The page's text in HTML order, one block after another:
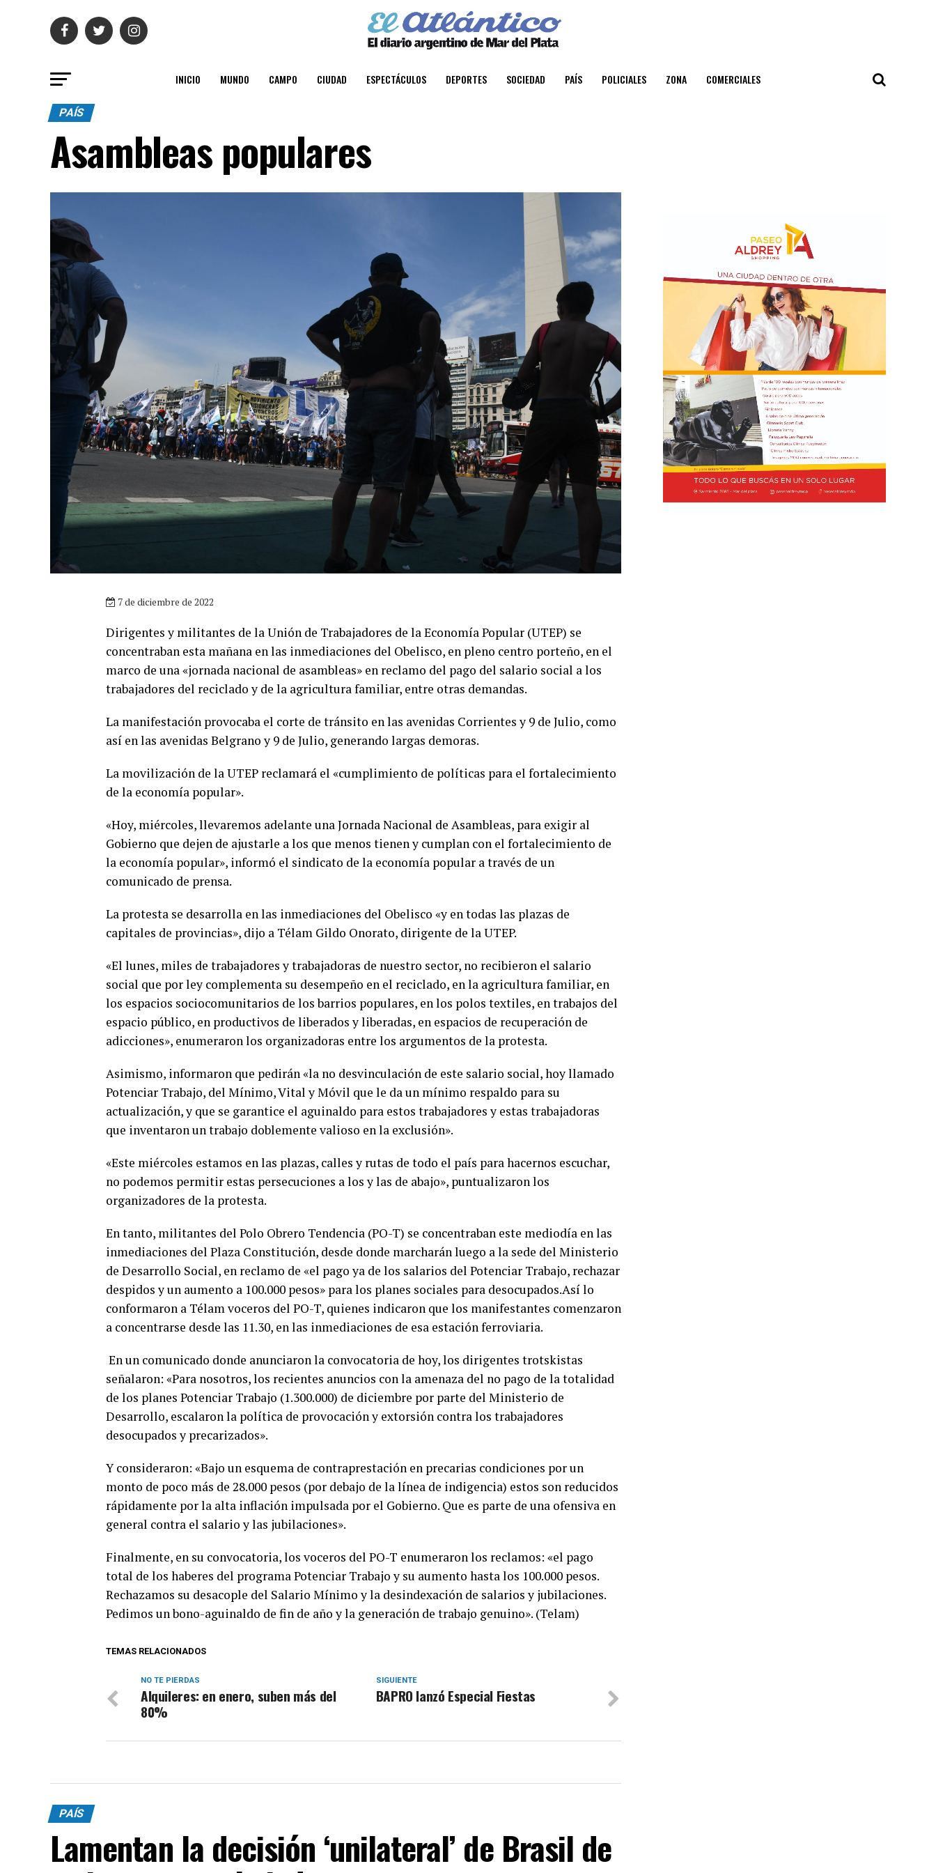
INICIO MUNDO CAMPO CIUDAD ESPECTÁCULOS DEPORTES SOCIEDAD PAÍS POLICIALES ZONA COMERCIALES
PAÍS
Asambleas populares
7 de diciembre de 2022
Dirigentes y militantes de la Unión de Trabajadores de la Economía Popular (UTEP) se
concentraban esta mañana en las inmediaciones del Obelisco, en pleno centro porteño, en el
marco de una «jornada nacional de asambleas» en reclamo del pago del salario social a los
trabajadores del reciclado y de la agricultura familiar, entre otras demandas.
La manifestación provocaba el corte de tránsito en las avenidas Corrientes y 9 de Julio, como
así en las avenidas Belgrano y 9 de Julio, generando largas demoras.
La movilización de la UTEP reclamará el «cumplimiento de políticas para el fortalecimiento
de la economía popular».
«Hoy, miércoles, llevaremos adelante una Jornada Nacional de Asambleas, para exigir al
Gobierno que dejen de ajustarle a los que menos tienen y cumplan con el fortalecimiento de
la economía popular», informó el sindicato de la economía popular a través de un
comunicado de prensa.
La protesta se desarrolla en las inmediaciones del Obelisco «y en todas las plazas de
capitales de provincias», dijo a Télam Gildo Onorato, dirigente de la UTEP.
«El lunes, miles de trabajadores y trabajadoras de nuestro sector, no recibieron el salario
social que por ley complementa su desempeño en el reciclado, en la agricultura familiar, en
los espacios sociocomunitarios de los barrios populares, en los polos textiles, en trabajos del
espacio público, en productivos de liberados y liberadas, en espacios de recuperación de
adicciones», enumeraron los organizadoras entre los argumentos de la protesta.
Asimismo, informaron que pedirán «la no desvinculación de este salario social, hoy llamado
Potenciar Trabajo, del Mínimo, Vital y Móvil que le da un mínimo respaldo para su
actualización, y que se garantice el aguinaldo para estos trabajadores y estas trabajadoras
que inventaron un trabajo doblemente valioso en la exclusión».
«Este miércoles estamos en las plazas, calles y rutas de todo el país para hacernos escuchar,
no podemos permitir estas persecuciones a los y las de abajo», puntualizaron los
organizadores de la protesta.
En tanto, militantes del Polo Obrero Tendencia (PO-T) se concentraban este mediodía en las
inmediaciones del Plaza Constitución, desde donde marcharán luego a la sede del Ministerio
de Desarrollo Social, en reclamo de «el pago ya de los salarios del Potenciar Trabajo, rechazar
despidos y un aumento a 100.000 pesos» para los planes sociales para desocupados.Así lo
conformaron a Télam voceros del PO-T, quienes indicaron que los manifestantes comenzaron
a concentrarse desde las 11.30, en las inmediaciones de esa estación ferroviaria.
En un comunicado donde anunciaron la convocatoria de hoy, los dirigentes trotskistas
señalaron: «Para nosotros, los recientes anuncios con la amenaza del no pago de la totalidad
de los planes Potenciar Trabajo (1.300.000) de diciembre por parte del Ministerio de
Desarrollo, escalaron la política de provocación y extorsión contra los trabajadores
desocupados y precarizados».
Y consideraron: «Bajo un esquema de contraprestación en precarias condiciones por un
monto de poco más de 28.000 pesos (por debajo de la línea de indigencia) estos son reducidos
rápidamente por la alta inflación impulsada por el Gobierno. Que es parte de una ofensiva en
general contra el salario y las jubilaciones».
Finalmente, en su convocatoria, los voceros del PO-T enumeraron los reclamos: «el pago
total de los haberes del programa Potenciar Trabajo y su aumento hasta los 100.000 pesos.
Rechazamos su desacople del Salario Mínimo y la desindexación de salarios y jubilaciones.
Pedimos un bono-aguinaldo de fin de año y la generación de trabajo genuino». (Telam)
TEMAS RELACIONADOS
SIGUIENTE
BAPRO lanzó Especial Fiestas
NO TE PIERDAS
Alquileres: en enero, suben más del
80%
PAÍS
Lamentan la decisión ‘unilateral’ de Brasil de